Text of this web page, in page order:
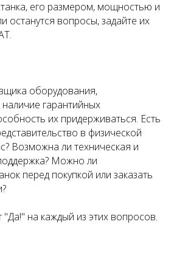
его размером, мощностью и
останутся вопросы, задайте их
оборудования,
гарантийных
их придерживаться. Есть
в физической
Возможна ли техническая и
Можно ли
перед покупкой или заказать
на каждый из этих вопросов.